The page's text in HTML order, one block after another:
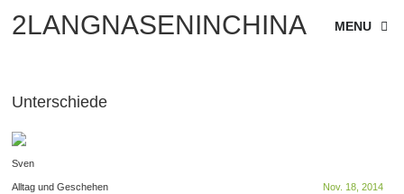
2LANGNASENINCHINA MENU
Unterschiede
Sven
Nov. 18, 2014
Alltag und Geschehen